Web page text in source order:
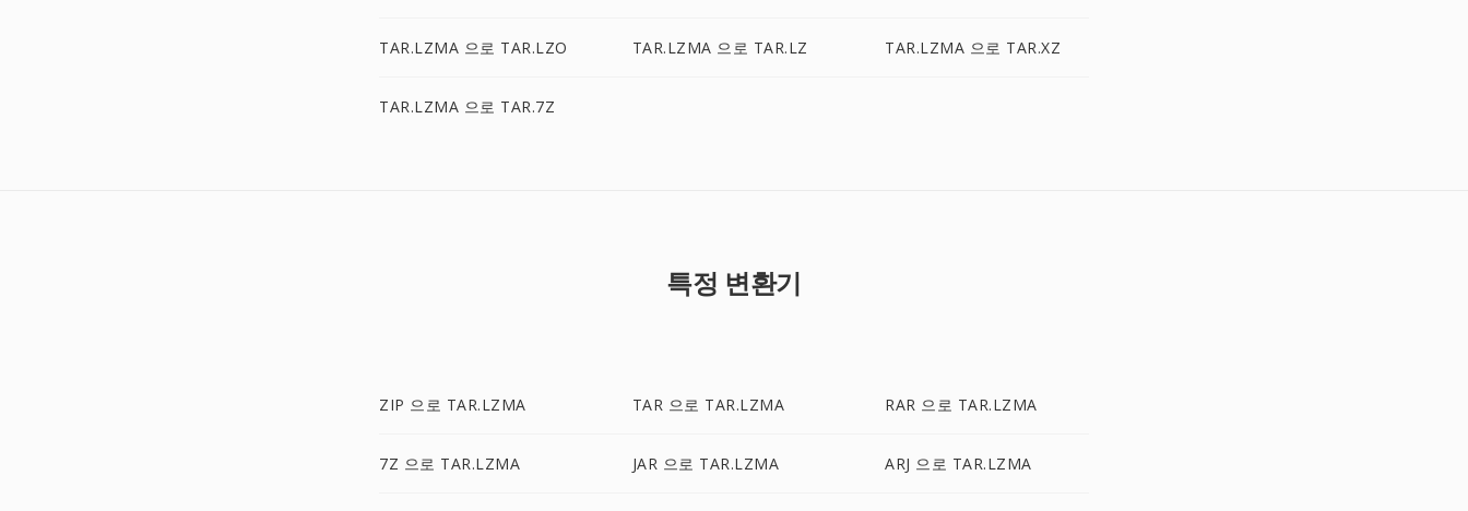
TAR.LZMA 으로 TAR.LZO TAR.LZMA 으로 TAR.LZ TAR.LZMA 으로 TAR.XZ
TAR.LZMA 으로 TAR.7Z
특정 변환기
ZIP 으로 TAR.LZMA TAR 으로 TAR.LZMA RAR 으로 TAR.LZMA
7Z 으로 TAR.LZMA JAR 으로 TAR.LZMA ARJ 으로 TAR.LZMA